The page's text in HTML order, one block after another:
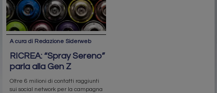
A cura di Redazione Siderweb
RICREA: “Spray Sereno”
parla alla Gen Z
Oltre 6 milioni di contatti raggiunti
sui social network per la campagna